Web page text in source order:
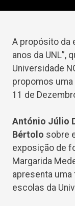
A propósito da
anos da UNL”,
Universidade
propomos uma
11 de
António Júlio
Bértolo sobre
exposição de
Margarida
apresenta uma
escolas da